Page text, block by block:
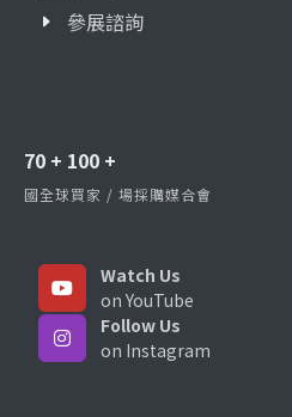
參展諮詢
70 + 100 +
國全球買家 / 場採購媒合會
Watch Us
on YouTube
Follow Us
on Instagram